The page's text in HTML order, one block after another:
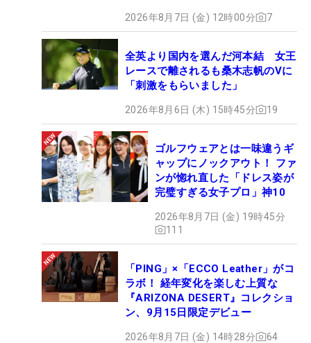
2026年8月7日 (金) 12時00分 7
全英より国内を選んだ河本結 女王
レースで離されるも桑木志帆のVに
「刺激をもらいました」
2026年8月6日 (木) 15時45分 19
ゴルフウェアとは一味違うギ
ャップにノックアウト！ ファ
ンが惚れ直した「ドレス姿が
完璧すぎる女子プロ」神10
2026年8月7日 (金) 19時45分
111
「PING」×「ECCO Leather」がコ
ラボ！ 経年変化を楽しむ上質な
『ARIZONA DESERT』コレクショ
ン、9月15日限定デビュー
2026年8月7日 (金) 14時28分 64